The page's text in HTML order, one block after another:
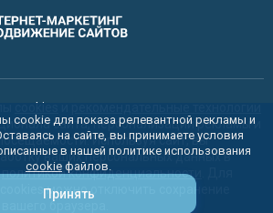
cookies
сайта, персонализации рекламы и
Используя сайт, вы
ваших персональных данных в
политикой конфиденциальности
cookies можно отключить сохранение
браузера.
cookie для показа релевантной рекламы и
на сайте, вы принимаете условия
в нашей политике использования
cookie файлов.
Принять